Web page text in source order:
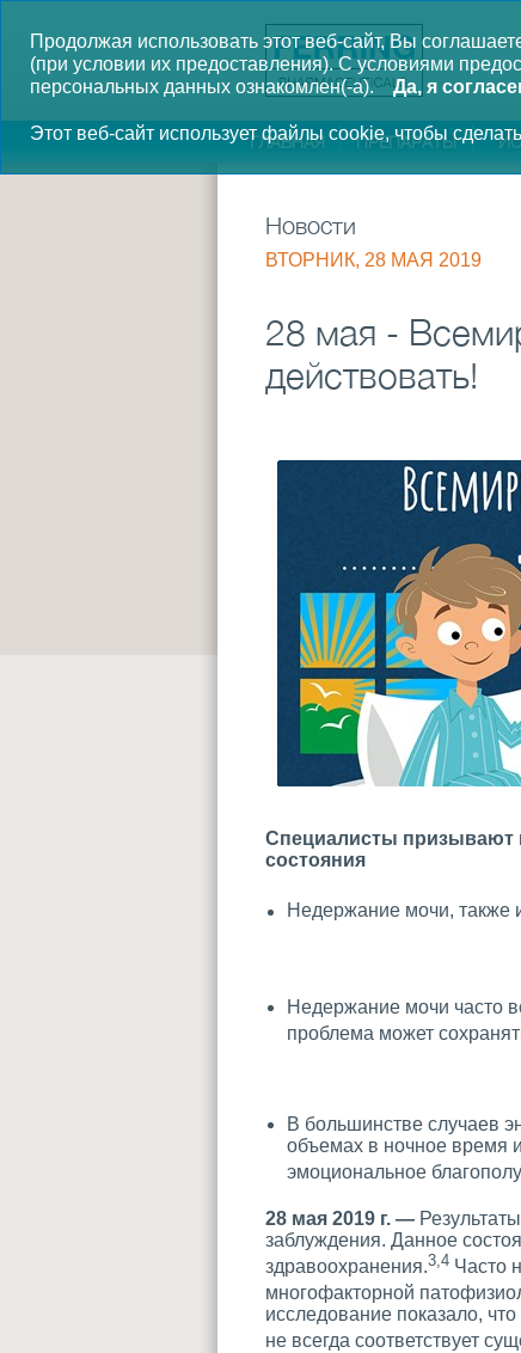
Продолжая использовать этот веб-сайт, Вы
(при условии их предоставления).С условиями
персональных данных ознакомлен(-а).
Да, я
Этот веб-сайт использует файлы cookie, чтобы
ГЛАВНАЯ ПРЕПАРАТЫ
Новости
ВТОРНИК, 28 МАЯ 2019
28 мая -
действовать!
Специалисты призывают
состояния
Недержание мочи, также
Недержание мочи часто
проблема может
В большинстве случаев
объемах в ночное время
эмоциональное
28 мая 2019 г. —
заблуждения. Данное
здравоохранения.3,4 Часто
многофакторной
исследование показало,
не всегда соответствует